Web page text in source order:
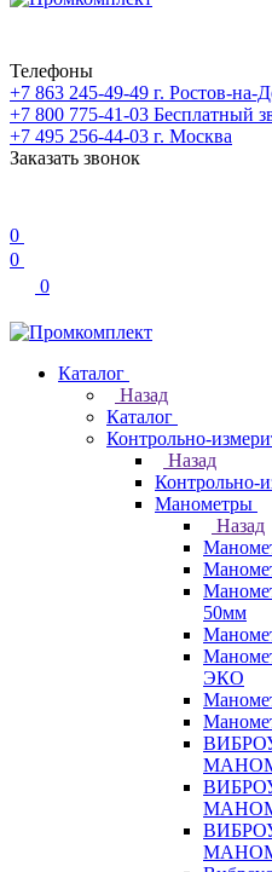
Телефоны
+7 863 245-49-49 г. Ростов-на-
+7 800 775-41-03 Бесплатный
+7 495 256-44-03 г. Москва
Заказать звонок
0
0
0
Каталог
Назад
Каталог
Контрольно-
Назад
Контрольно-
Манометры
Назад
50мм
ЭКО